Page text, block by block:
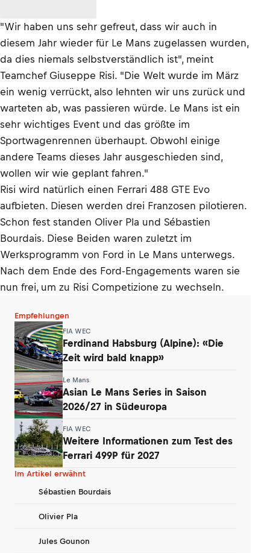
"Wir haben uns sehr gefreut, dass wir auch in
diesem Jahr wieder für Le Mans zugelassen wurden,
da dies niemals selbstverständlich ist", meint
Teamchef Giuseppe Risi. "Die Welt wurde im März
ein wenig verrückt, also lehnten wir uns zurück und
warteten ab, was passieren würde. Le Mans ist ein
sehr wichtiges Event und das größte im
Sportwagenrennen überhaupt. Obwohl einige
andere Teams dieses Jahr ausgeschieden sind,
wollen wir wie geplant fahren."
Risi wird natürlich einen Ferrari 488 GTE Evo
aufbieten. Diesen werden drei Franzosen pilotieren.
Schon fest standen Oliver Pla und Sébastien
Bourdais. Diese Beiden waren zuletzt im
Werksprogramm von Ford in Le Mans unterwegs.
Nach dem Ende des Ford-Engagements waren sie
nun frei, um zu Risi Competizione zu wechseln.
Empfehlungen
FIA WEC
Ferdinand Habsburg (Alpine): «Die
Zeit wird bald knapp»
Le Mans
Asian Le Mans Series in Saison
2026/27 in Südeuropa
FIA WEC
Weitere Informationen zum Test des
Ferrari 499P für 2027
Im Artikel erwähnt
Sébastien Bourdais
Olivier Pla
Jules Gounon